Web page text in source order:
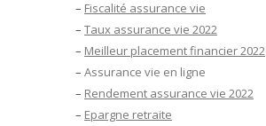
– Fiscalité assurance vie
– Taux assurance vie 2022
– Meilleur placement financier 2022
– Assurance vie en ligne
– Rendement assurance vie 2022
– Epargne retraite